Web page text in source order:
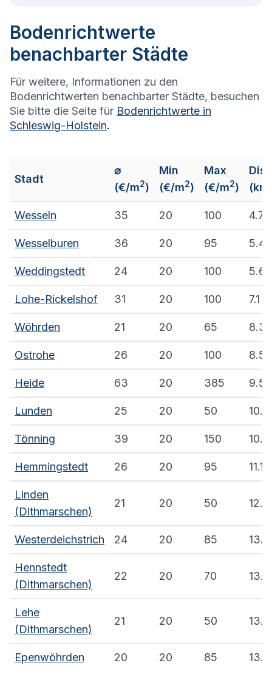
Bodenrichtwerte
benachbarter Städte
Für weitere, Informationen zu den
Bodenrichtwerten benachbarter Städte, besuchen
Sie bitte die Seite für Bodenrichtwerte in
Schleswig-Holstein.
Stadt
⌀
(€/m2)
Min
(€/m2)
Max
(€/m2)
Wesseln 35 20 100 4.7
Wesselburen 36 20 95 5.4
Weddingstedt 24 20 100 5.6
Lohe-Rickelshof 31 20 100 7.1
Wöhrden⁠ 21 20 65 8.3
Ostrohe 26 20 100 8.5
Heide 63 20 385 9.5
Lunden 25 20 50 10.8
Tönning 39 20 150 10.8
Hemmingstedt 26 20 95 11.1
Linden
(Dithmarschen)
21 20 50 12.7
Westerdeichstrich 24 20 85 13.1
Hennstedt
(Dithmarschen)
22 20 70 13.2
Lehe
(Dithmarschen)
21 20 50 13.3
Epenwöhrden 20 20 85 13.6